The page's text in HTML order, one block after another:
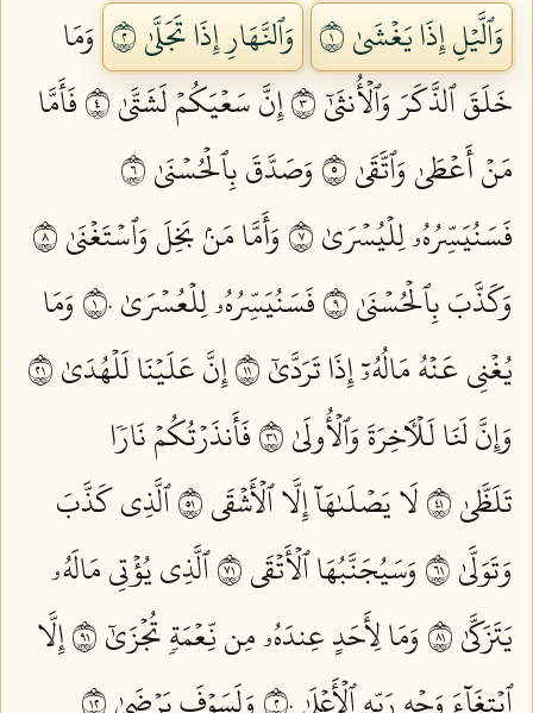
وَٱلَّيۡلِ إِذَا يَغۡشَىٰ ١ وَٱلنَّهَارِ إِذَا تَجَلَّىٰ ٢
وَمَا
خَلَقَ ٱلذَّكَرَ وَٱلۡأُنثَىٰٓ ٣
إِنَّ سَعۡيَكُمۡ لَشَتَّىٰ ٤
فَأَمَّا
مَنۡ أَعۡطَىٰ وَٱتَّقَىٰ ٥
وَصَدَّقَ بِٱلۡحُسۡنَىٰ ٦
فَسَنُيَسِّرُهُۥ لِلۡيُسۡرَىٰ ٧
وَأَمَّا مَنۢ بَخِلَ وَٱسۡتَغۡنَىٰ ٨
وَكَذَّبَ بِٱلۡحُسۡنَىٰ ٩
فَسَنُيَسِّرُهُۥ لِلۡعُسۡرَىٰ ١٠
وَمَا
يُغۡنِي عَنۡهُ مَالُهُۥٓ إِذَا تَرَدَّىٰٓ ١١
إِنَّ عَلَيۡنَا لَلۡهُدَىٰ ١٢
وَإِنَّ لَنَا لَلۡأٓخِرَةَ وَٱلۡأُولَىٰ ١٣
فَأَنذَرۡتُكُمۡ نَارٗا
تَلَظَّىٰ ١٤
لَا يَصۡلَىٰهَآ إِلَّا ٱلۡأَشۡقَى ١٥
ٱلَّذِي كَذَّبَ
وَتَوَلَّىٰ ١٦
وَسَيُجَنَّبُهَا ٱلۡأَتۡقَى ١٧
ٱلَّذِي يُؤۡتِي مَالَهُۥ
يَتَزَكَّىٰ ١٨
وَمَا لِأَحَدٍ عِندَهُۥ مِن نِّعۡمَةٖ تُجۡزَىٰٓ ١٩
إِلَّا